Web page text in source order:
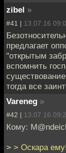
zibel »
#41 | 13.07.16
предлагает
"открытым
вспомнить
тогда все
Vareneg »
#42 | 13.07.16
Кому:
> > Оскара